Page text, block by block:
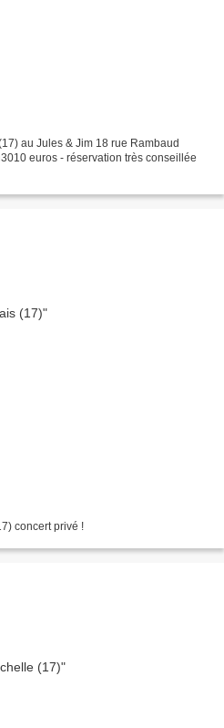
au Jules & Jim 18 rue Rambaud
euros - réservation très conseillée
concert privé !